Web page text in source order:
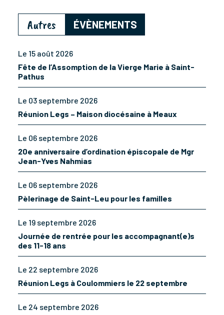
Autres ÉVÈNEMENTS
Le 15 août 2026
Fête de l’Assomption de la Vierge Marie à Saint-
Pathus
Le 03 septembre 2026
Réunion Legs – Maison diocésaine à Meaux
Le 06 septembre 2026
20e anniversaire d’ordination épiscopale de Mgr
Jean-Yves Nahmias
Le 06 septembre 2026
Pèlerinage de Saint-Leu pour les familles
Le 19 septembre 2026
Journée de rentrée pour les accompagnant(e)s
des 11-18 ans
Le 22 septembre 2026
Réunion Legs à Coulommiers le 22 septembre
Le 24 septembre 2026